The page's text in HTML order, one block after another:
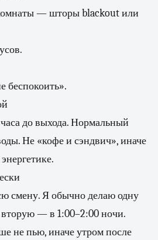
— шторы blackout или
беспокоить».
до выхода. Нормальный
Не «кофе и сэндвич», иначе
смену. Я обычно делаю одну
— в 1:00–2:00 ночи.
не пью, иначе утром после